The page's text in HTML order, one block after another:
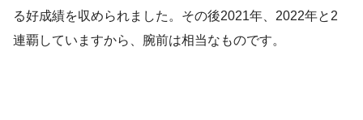
る好成績を収められました。その後2021年、2022年と2
連覇していますから、腕前は相当なものです。